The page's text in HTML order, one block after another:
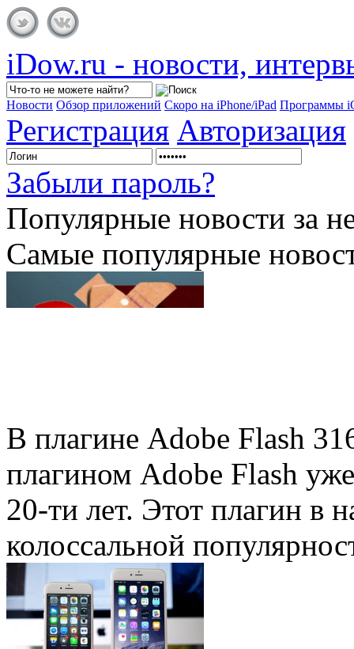
iDow.ru - новости,
Новости Обзор приложений Скоро на iPhone/iPad Программы
Регистрация Авторизация
Забыли пароль?
Популярные новости за
Самые популярные
В плагине Adobe Flash
плагином Adobe Flash
20-ти лет. Этот плагин в
колоссальной